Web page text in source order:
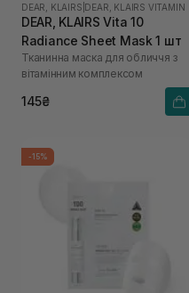
DEAR, KLAIRS DEAR, KLAIRS VITAMIN
DEAR, KLAIRS Vita 10
Radiance Sheet Mask 1 шт
Тканинна маска для обличчя з
вітамінним комплексом
145₴
-15%